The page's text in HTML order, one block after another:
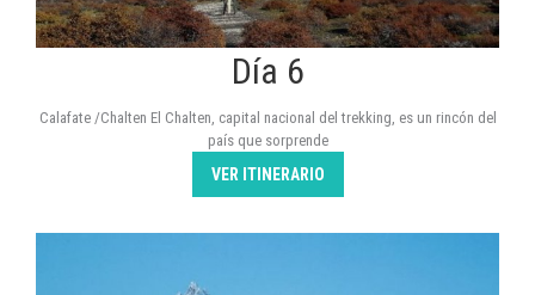
Día 6
Calafate /Chalten El Chalten, capital nacional del trekking, es un rincón del
país que sorprende
VER ITINERARIO